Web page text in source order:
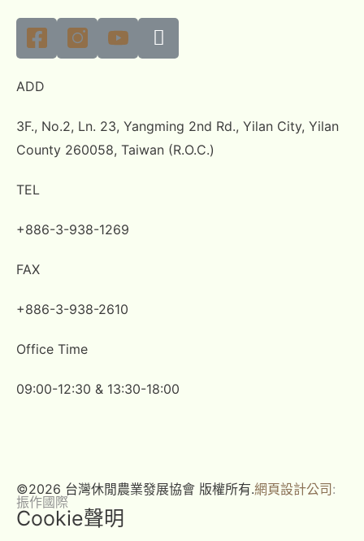
ADD
3F., No.2, Ln. 23, Yangming 2nd Rd., Yilan City, Yilan
County 260058, Taiwan (R.O.C.)
TEL
+886-3-938-1269​
FAX
+886-3-938-2610
Office Time
09:00-12:30 & 13:30-18:00
©2026 台灣休閒農業發展協會 版權所有.網頁設計公司:
振作國際
Cookie聲明